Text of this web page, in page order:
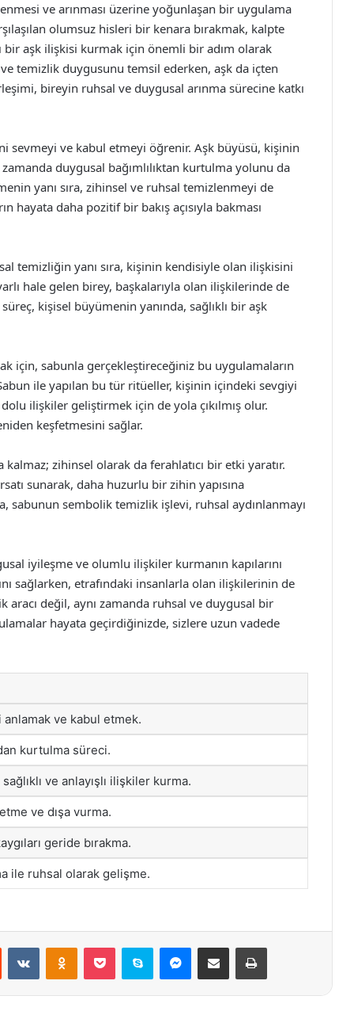
ve arınması üzerine yoğunlaşan bir uygulama
olumsuz hisleri bir kenara bırakmak, kalpte
aşk ilişkisi kurmak için önemli bir adım olarak
temizlik duygusunu temsil ederken, aşk da içten
bireyin ruhsal ve duygusal arınma sürecine katkı
sevmeyi ve kabul etmeyi öğrenir. Aşk büyüsü, kişinin
duygusal bağımlılıktan kurtulma yolunu da
yanı sıra, zihinsel ve ruhsal temizlenmeyi de
hayata daha pozitif bir bakış açısıyla bakması
temizliğin yanı sıra, kişinin kendisiyle olan ilişkisini
hale gelen birey, başkalarıyla olan ilişkilerinde de
kişisel büyümenin yanında, sağlıklı bir aşk
için, sabunla gerçekleştireceğiniz bu uygulamaların
ile yapılan bu tür ritüeller, kişinin içindeki sevgiyi
ilişkiler geliştirmek için de yola çıkılmış olur.
keşfetmesini sağlar.
zihinsel olarak da ferahlatıcı bir etki yaratır.
sunarak, daha huzurlu bir zihin yapısına
sabunun sembolik temizlik işlevi, ruhsal aydınlanmayı
iyileşme ve olumlu ilişkiler kurmanın kapılarını
sağlarken, etrafındaki insanlarla olan ilişkilerinin de
aracı değil, aynı zamanda ruhsal ve duygusal bir
hayata geçirdiğinizde, sizlere uzun vadede
ve kabul etmek.
kurtulma süreci.
ve anlayışlı ilişkiler kurma.
ve dışa vurma.
geride bırakma.
ile ruhsal olarak gelişme.
Reddit VKontakteOdnoklassniki
Pocket Skype Messenger
E-Posta ile paylaş Yazdır